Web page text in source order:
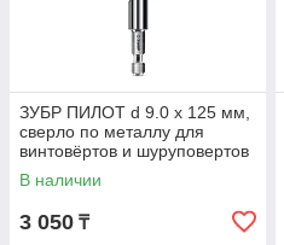
ЗУБР ПИЛОТ d 9.0 х 125 мм,
сверло по металлу для
винтовёртов и шуруповертов
IMPACT READY
Профессионал (29629-9
В наличии
3 050 ₸